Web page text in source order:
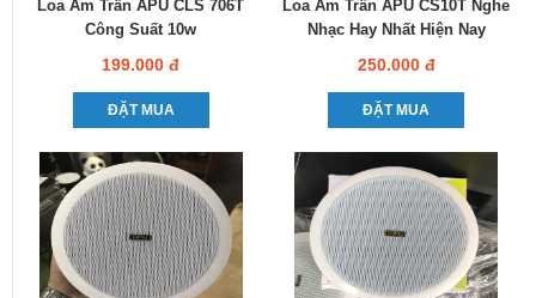
Loa Âm Trần APU CLS 706T
Công Suất 10w
199.000 đ
ĐẶT MUA
Loa Âm Trần APU CS10T Nghe
Nhạc Hay Nhất Hiện Nay
250.000 đ
ĐẶT MUA